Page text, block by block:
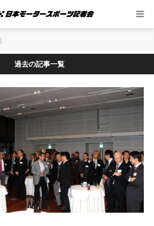
過去の記事一覧